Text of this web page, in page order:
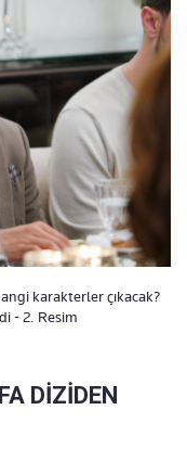
karakterler çıkacak?
- 2. Resim
DİZİDEN